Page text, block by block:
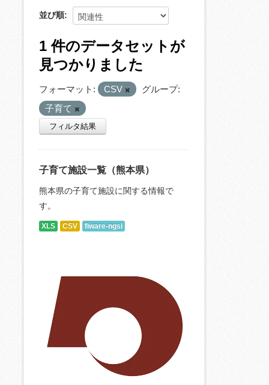
並び順
1 件のデータセットが
見つかりました
フォーマット: CSV
グループ:
子育て
フィルタ結果
子育て施設一覧（熊本県）
熊本県の子育て施設に関する情報で
す。
XLS CSV fiware-ngsi